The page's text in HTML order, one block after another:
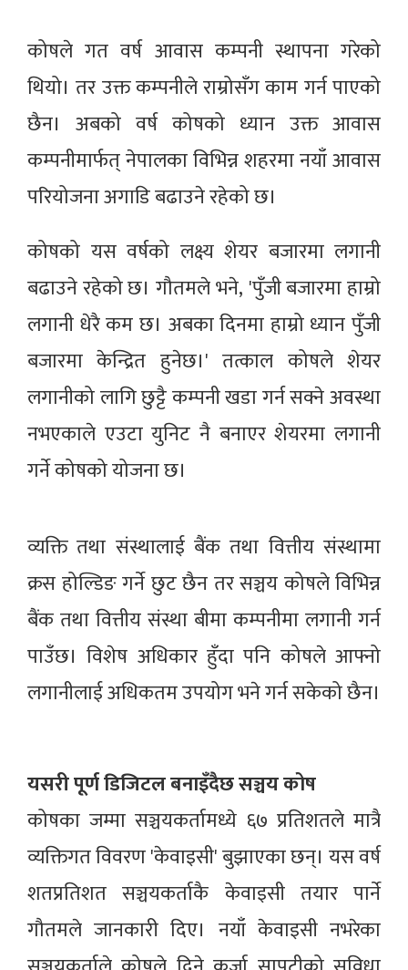
कोषले गत वर्ष आवास कम्पनी स्थापना गरेको
थियो। तर उक्त कम्पनीले राम्रोसँग काम गर्न पाएको
छैन। अबको वर्ष कोषको ध्यान उक्त आवास
कम्पनीमार्फत् नेपालका विभिन्न शहरमा नयाँ आवास
परियोजना अगाडि बढाउने रहेको छ।
कोषको यस वर्षको लक्ष्य शेयर बजारमा लगानी
बढाउने रहेको छ। गौतमले भने‚ 'पुँजी बजारमा हाम्रो
लगानी धेरै कम छ। अबका दिनमा हाम्रो ध्यान पुँजी
बजारमा केन्द्रित हुनेछ।' तत्काल कोषले शेयर
लगानीको लागि छुट्टै कम्पनी खडा गर्न सक्ने अवस्था
नभएकाले एउटा युनिट नै बनाएर शेयरमा लगानी
गर्ने कोषको योजना छ।
व्यक्ति तथा संस्थालाई बैंक तथा वित्तीय संस्थामा
क्रस होल्डिङ गर्ने छुट छैन तर सञ्चय कोषले विभिन्न
बैंक तथा वित्तीय संस्था बीमा कम्पनीमा लगानी गर्न
पाउँछ। विशेष अधिकार हुँदा पनि कोषले आफ्नो
लगानीलाई अधिकतम उपयोग भने गर्न सकेको छैन।
यसरी पूर्ण डिजिटल बनाइँदैछ सञ्चय कोष
कोषका जम्मा सञ्चयकर्तामध्ये ६७ प्रतिशतले मात्रै
व्यक्तिगत विवरण 'केवाइसी' बुझाएका छन्। यस वर्ष
शतप्रतिशत सञ्चयकर्ताकै केवाइसी तयार पार्ने
गौतमले जानकारी दिए। नयाँ केवाइसी नभरेका